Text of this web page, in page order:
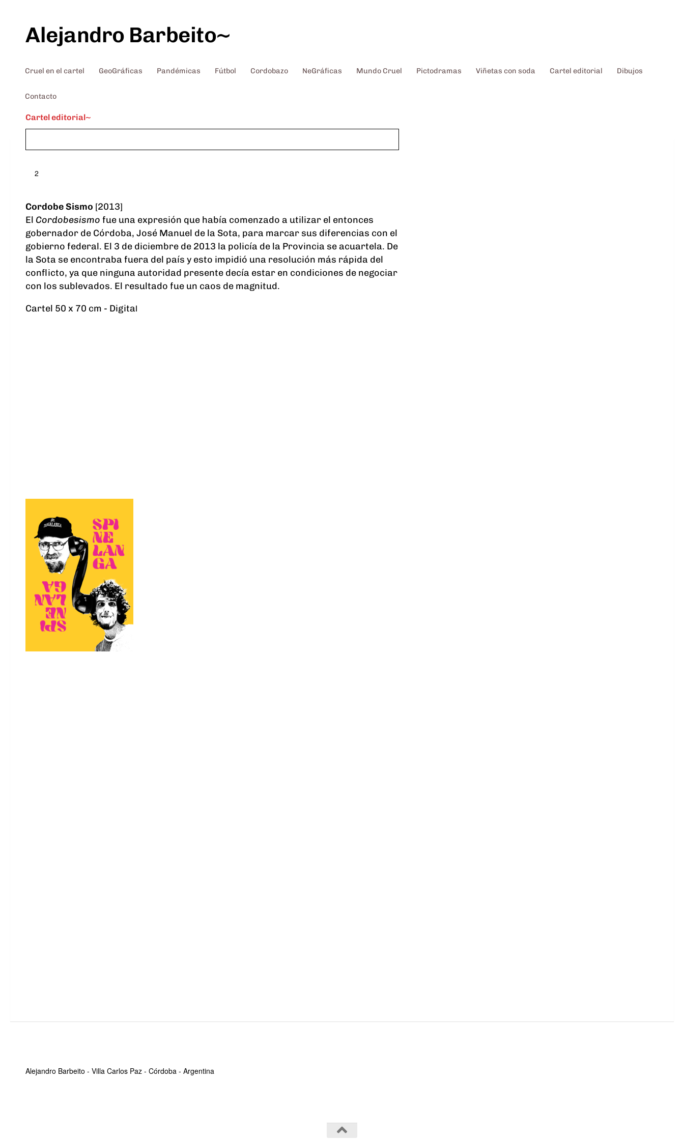
Alejandro Barbeito~
Cruel en el cartel GeoGráficas Pandémicas Fútbol Cordobazo NeGráficas Mundo Cruel Pictodramas Viñetas con soda Cartel editorial Dibujos
Contacto
Cartel editorial~
2
Cordobe Sismo [2013]
El Cordobesismo fue una expresión que había comenzado a utilizar el entonces
gobernador de Córdoba, José Manuel de la Sota, para marcar sus diferencias con el
gobierno federal. El 3 de diciembre de 2013 la policía de la Provincia se acuartela. De
la Sota se encontraba fuera del país y esto impidió una resolución más rápida del
conflicto, ya que ninguna autoridad presente decía estar en condiciones de negociar
con los sublevados. El resultado fue un caos de magnitud.
Cartel 50 x 70 cm - Digital
Alejandro Barbeito - Villa Carlos Paz - Córdoba - Argentina